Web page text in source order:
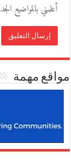
أعلمني بالمواضيع
مواقع مهمة